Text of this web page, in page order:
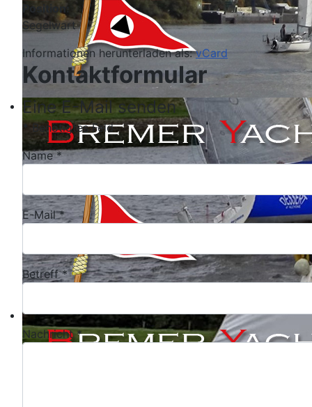
Position:
Segelwart
Informationen herunterladen als:vCard
Kontaktformular
Eine E-Mail senden
* Benötigtes Feld
Name*
E-Mail*
Betreff*
Nachricht*